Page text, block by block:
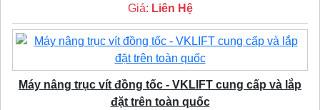
Giá: Liên Hệ
Máy nâng trục vít đồng tốc - VKLIFT cung cấp và lắp
đặt trên toàn quốc